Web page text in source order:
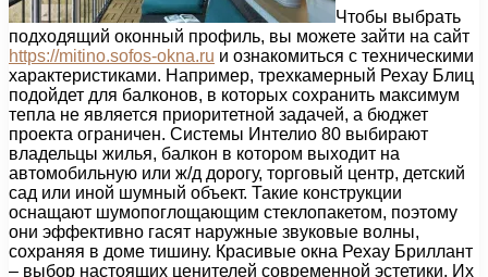
Чтобы выбрать
подходящий оконный профиль, вы можете зайти на сайт
https://mitino.sofos-okna.ru и ознакомиться с техническими
характеристиками. Например, трехкамерный Рехау Блиц
подойдет для балконов, в которых сохранить максимум
тепла не является приоритетной задачей, а бюджет
проекта ограничен. Системы Интелио 80 выбирают
владельцы жилья, балкон в котором выходит на
автомобильную или ж/д дорогу, торговый центр, детский
сад или иной шумный объект. Такие конструкции
оснащают шумопоглощающим стеклопакетом, поэтому
они эффективно гасят наружные звуковые волны,
сохраняя в доме тишину. Красивые окна Рехау Бриллант
– выбор настоящих ценителей современной эстетики. Их